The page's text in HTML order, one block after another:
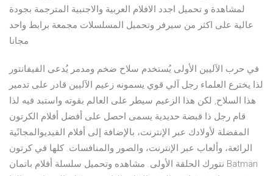
لمشاهدة و تحميل اجدد الافلام العربية والاجنبية المترجمة بجودة
عالية على اكثر من سيرفر وتحميل المسلسلات مجمعة برابط واحد
مجانا
في حرب الآليين الأولى يُستخدم سلاح ضخم ومدمر يُدعى الفيفانتور
لذا يخترع العلماء رجل آلي قوي يسمونه زعيم الآليين قادر على تدمير
هذا السلاح, لكن هذا الزعيم سيطر على العالم بقوته واستبد فيه لذا
قام رجل ذا قبضة حديدية يسمى احصل على أفضل أفلام الكرتون
المفضلة لأولادك عبر الإنترنت، بالإضافة إلى أفلام الفيديوالمجانًية
الرائعة، وألعاب عبر الإنترنت، والصور والمنافسات. كلها في كرتون
نتورك الحلقة الأولى. مشاهده وتحميل سلسلة أفلام باتمان Batman